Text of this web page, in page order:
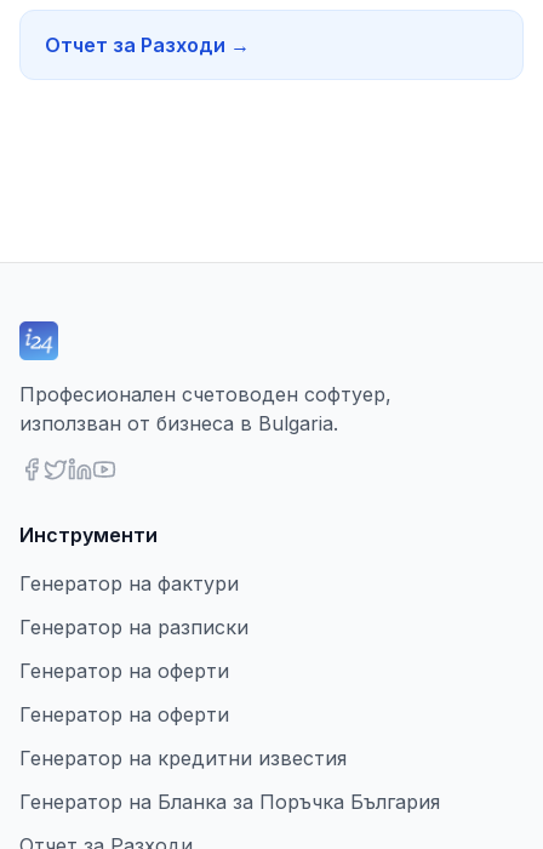
Отчет за Разходи →
Професионален счетоводен софтуер,
използван от бизнеса в Bulgaria.
Инструменти
Генератор на фактури
Генератор на разписки
Генератор на оферти
Генератор на оферти
Генератор на кредитни известия
Генератор на Бланка за Поръчка България